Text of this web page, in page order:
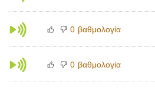
0 βαθμολογία
0 βαθμολογία